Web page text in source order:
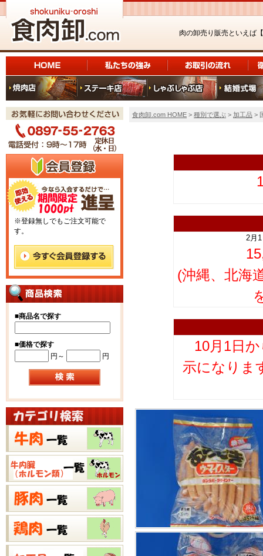
肉の卸売り販売といえば【
※登録無しでもご注文可能で
す。
■商品名で探す
■価格で探す
円～
円
食肉卸.com HOME > 種別で選ぶ > 加工品 >
2月
(沖縄、北海
10月1日
示になりま